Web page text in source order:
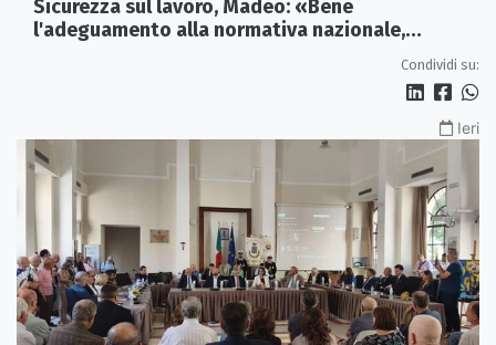
Sicurezza sul lavoro, Madeo: «Bene
l'adeguamento alla normativa nazionale,
Condividi su:
Ieri